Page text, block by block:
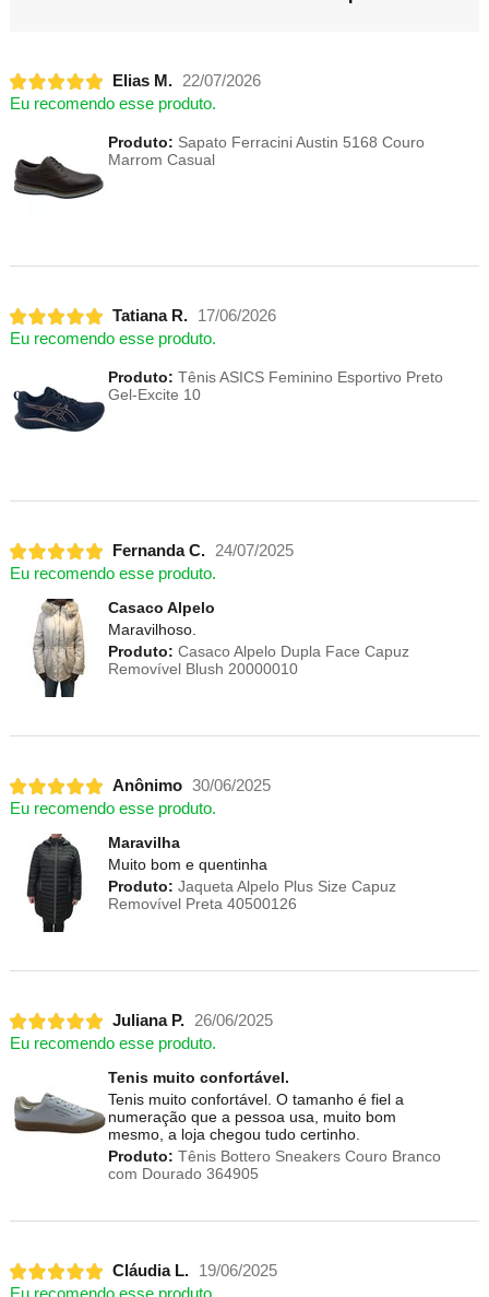
Elias M.
22/07/2026
Eu recomendo esse produto.
Produto: Sapato Ferracini Austin 5168 Couro
Marrom Casual
Tatiana R.
17/06/2026
Eu recomendo esse produto.
Produto: Tênis ASICS Feminino Esportivo Preto
Gel-Excite 10
Fernanda C.
24/07/2025
Eu recomendo esse produto.
Casaco Alpelo
Maravilhoso.
Produto: Casaco Alpelo Dupla Face Capuz
Removível Blush 20000010
Anônimo 30/06/2025
Eu recomendo esse produto.
Maravilha
Muito bom e quentinha
Produto: Jaqueta Alpelo Plus Size Capuz
Removível Preta 40500126
Juliana P.
26/06/2025
Eu recomendo esse produto.
Tenis muito confortável.
Tenis muito confortável. O tamanho é fiel a
numeração que a pessoa usa, muito bom
mesmo, a loja chegou tudo certinho.
Produto: Tênis Bottero Sneakers Couro Branco
com Dourado 364905
Cláudia L.
19/06/2025